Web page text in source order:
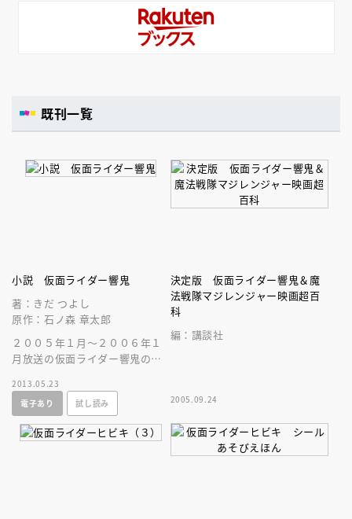
既刊一覧
小説 仮面ライダー響鬼
著：きだ つよし
原作：石ノ森 章太郎
２００５年１月～２００６年１
月放送の仮面ライダー響鬼の小
2013.05.23
電子あり
試し読み
決定版 仮面ライダー響鬼＆魔
法戦隊マジレンジャー映画超百
科
編：講談社
2005.09.24